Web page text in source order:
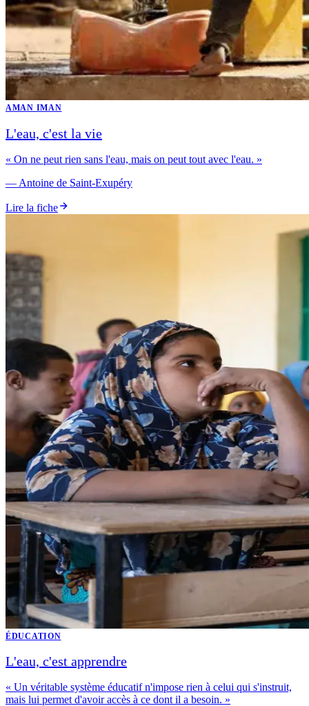
AMAN IMAN
L'eau, c'est la vie
« On ne peut rien sans l'eau, mais on peut tout avec l'eau. »
— Antoine de Saint-Exupéry
Lire la fiche
ÉDUCATION
L'eau, c'est apprendre
« Un véritable système éducatif n'impose rien à celui qui s'instruit,
mais lui permet d'avoir accès à ce dont il a besoin. »